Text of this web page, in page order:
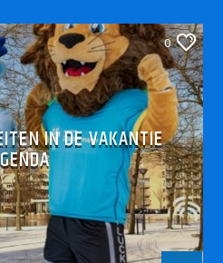
0
IN DE VAKANTIE